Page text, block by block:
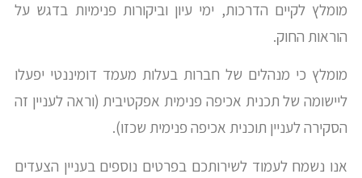
מומלץ לקיים הדרכות, ימי עיון וביקורות פנימיות בדגש על
הוראות החוק.
מומלץ כי מנהלים של חברות בעלות מעמד דומיננטי יפעלו
ליישומה של תכנית אכיפה פנימית אפקטיבית (וראה לעניין זה
הסקירה לעניין תוכנית אכיפה פנימית שכזו).
אנו נשמח לעמוד לשירותכם בפרטים נוספים בעניין הצעדים